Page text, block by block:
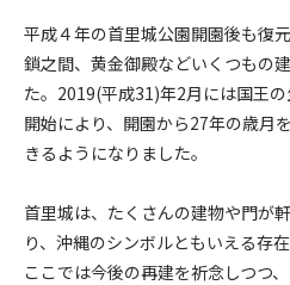
平成４年の首里城公園開園後も復
鎖之間、黄金御殿などいくつもの
た。2019(平成31)年2月には国王
開始により、開園から27年の歳月
きるようになりました。
首里城は、たくさんの建物や門が
り、沖縄のシンボルともいえる存在
ここでは今後の再建を祈念しつつ